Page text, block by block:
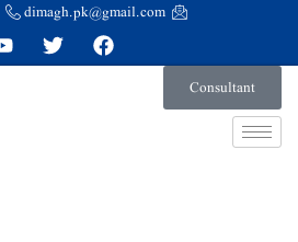
dimagh.pk@gmail.com
Consultant